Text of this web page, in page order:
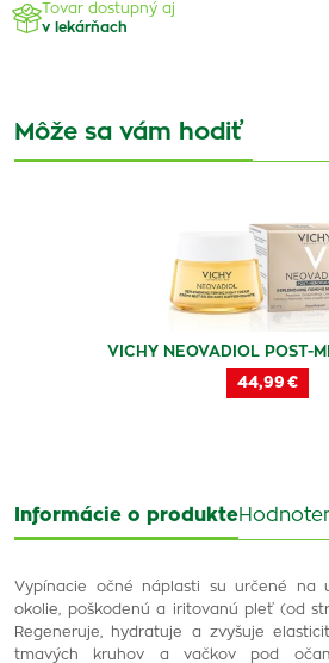
Tovar dostupný aj
v lekárňach
Môže sa vám hodiť
VICHY NEOVADIOL POST-
44,99 €
Informácie o produkte
Vypínacie očné náplasti su určené na
okolie, poškodenú a iritovanú pleť (od
Regeneruje, hydratuje a zvyšuje
tmavých kruhov a vačkov pod